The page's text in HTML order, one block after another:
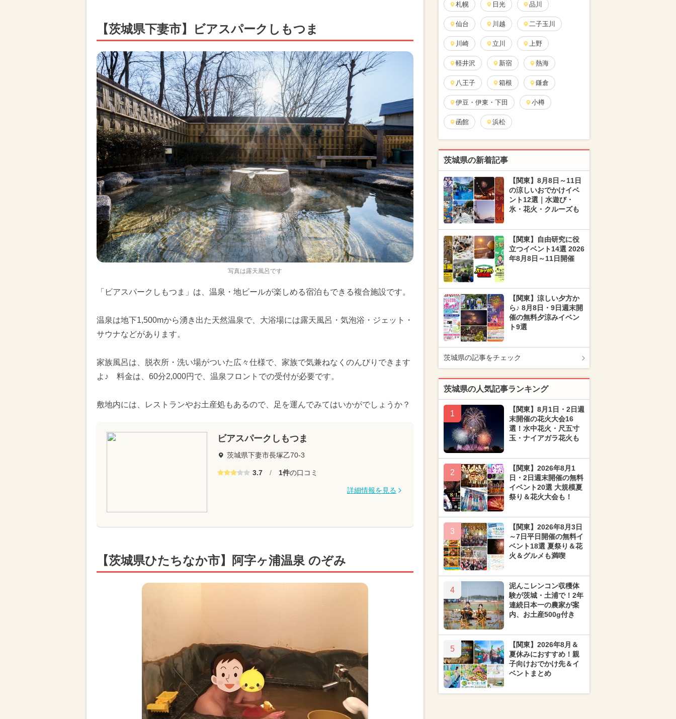
【茨城県下妻市】ビアスパークしもつま
写真は露天風呂です
「ビアスパークしもつま」は、温泉・地ビールが楽しめる宿泊もできる複合施設です。
温泉は地下1,500mから湧き出た天然温泉で、大浴場には露天風呂・気泡浴・ジェット・
サウナなどがあります。
家族風呂は、脱衣所・洗い場がついた広々仕様で、家族で気兼ねなくのんびりできます
よ♪ 料金は、60分2,000円で、温泉フロントでの受付が必要です。
敷地内には、レストランやお土産処もあるので、足を運んでみてはいかがでしょうか？
ビアスパークしもつま
茨城県下妻市長塚乙70-3
3.7 / 1件の口コミ
詳細情報を見る
【茨城県ひたちなか市】阿字ヶ浦温泉 のぞみ
札幌 日光 品川
仙台 川越 二子玉川
川崎 立川 上野
軽井沢 新宿 熱海
八王子 箱根 鎌倉
伊豆・伊東・下田 小樽
函館 浜松
茨城県の新着記事
【関東】8月8日～11日
の涼しいおでかけイベ
ント12選｜水遊び・
氷・花火・クルーズも
【関東】自由研究に役
立つイベント14選 2026
年8月8日～11日開催
【関東】涼しい夕方か
ら♪ 8月8日・9日週末開
催の無料夕涼みイベン
ト9選
茨城県の記事をチェック
茨城県の人気記事ランキング
1
【関東】8月1日・2日週
末開催の花火大会16
選！水中花火・尺五寸
玉・ナイアガラ花火も
2
【関東】2026年8月1
日・2日週末開催の無料
イベント20選 大規模夏
祭り＆花火大会も！
3
【関東】2026年8月3日
～7日平日開催の無料イ
ベント18選 夏祭り＆花
火＆グルメも満喫
4
泥んこレンコン収穫体
験が茨城・土浦で！2年
連続日本一の農家が案
内、お土産500g付き
5
【関東】2026年8月＆
夏休みにおすすめ！親
子向けおでかけ先＆イ
ベントまとめ